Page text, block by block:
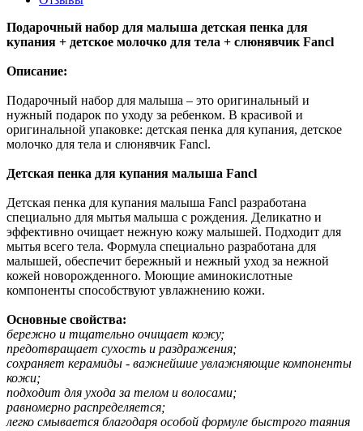
Подарочный набор для малыша детская пенка для
купания + детское молочко для тела + слюнявчик Fancl
Описание:
Подарочный набор для малыша – это оригинальный и
нужный подарок по уходу за ребенком. В красивой и
оригинальной упаковке: детская пенка для купания, детское
молочко для тела и слюнявчик Fancl.
Детская пенка для купания малыша Fancl
Детская пенка для купания малыша Fancl разработана
специально для мытья малыша с рождения. Деликатно и
эффективно очищает нежную кожу малышей. Подходит для
мытья всего тела. Формула специально разработана для
малышей, обеспечит бережный и нежный уход за нежной
кожей новорожденного. Моющие аминокислотные
компоненты способствуют увлажнению кожи.
Основные свойства:
бережно и тщательно очищает кожу;
предотвращает сухость и раздражения;
сохраняет керамиды - важнейшие увлажняющие компоненты
кожи;
подходит для ухода за телом и волосами;
равномерно распределяется;
легко смывается благодаря особой формуле быстрого таяния